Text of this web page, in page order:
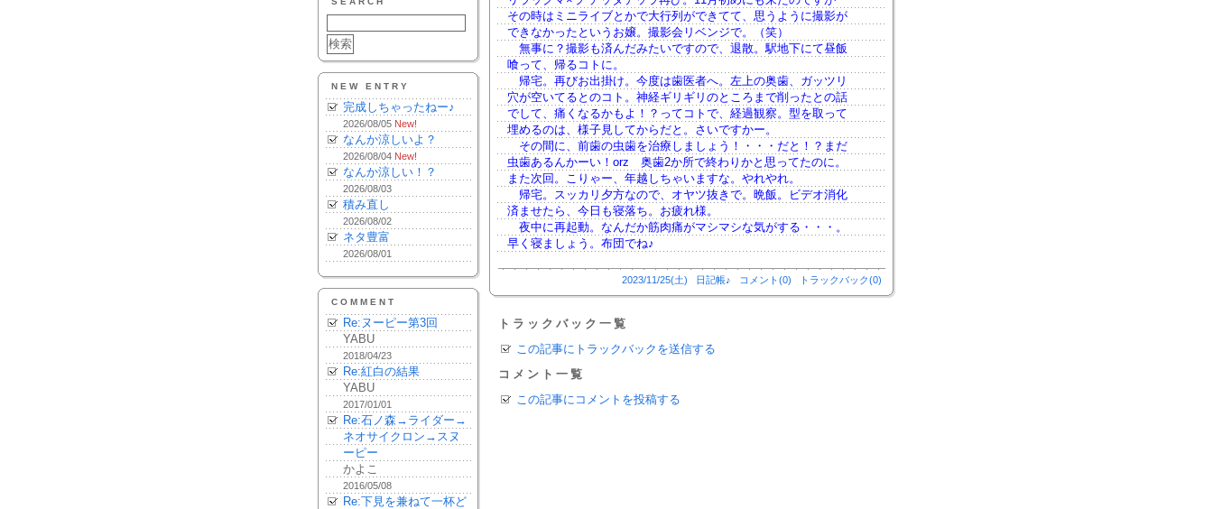
NEW ENTRY
完成しちゃったねー♪
2026/08/05 New!
なんか涼しいよ？
2026/08/04 New!
なんか涼しい！？
2026/08/03
積み直し
2026/08/02
ネタ豊富
2026/08/01
COMMENT
Re:ヌーピー第3回
YABU
2018/04/23
Re:紅白の結果
YABU
2017/01/01
Re:石ノ森→ライダー→
ネオサイクロン→スヌ
ーピー
かよこ
2016/05/08
Re:下見を兼ねて一杯ど
その時はミニライブとかで大行列ができてて、思うように撮影が
できなかったというお嬢。撮影会リベンジで。（笑）
無事に？撮影も済んだみたいですので、退散。駅地下にて昼飯
喰って、帰るコトに。
帰宅。再びお出掛け。今度は歯医者へ。左上の奥歯、ガッツリ
穴が空いてるとのコト。神経ギリギリのところまで削ったとの話
でして、痛くなるかもよ！？ってコトで、経過観察。型を取って
埋めるのは、様子見してからだと。さいですかー。
その間に、前歯の虫歯を治療しましょう！・・・だと！？まだ
虫歯あるんかーい！orz 奥歯2か所で終わりかと思ってたのに。
また次回。こりゃー、年越しちゃいますな。やれやれ。
帰宅。スッカリ夕方なので、オヤツ抜きで。晩飯。ビデオ消化
済ませたら、今日も寝落ち。お疲れ様。
夜中に再起動。なんだか筋肉痛がマシマシな気がする・・・。
早く寝ましょう。布団でね♪
2023/11/25(土) 日記帳♪ コメント(0) トラックバック(0)
トラックバック一覧
この記事にトラックバックを送信する
コメント一覧
この記事にコメントを投稿する